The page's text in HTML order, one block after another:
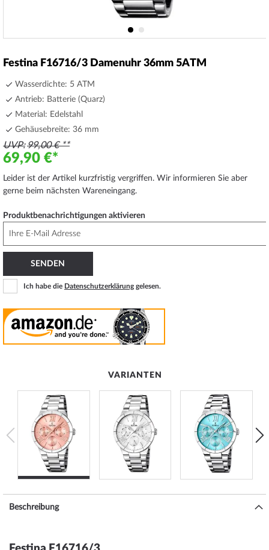
der
Bildergalerie
Festina F16716/3 Damenuhr 36mm 5ATM
Wasserdichte: 5 ATM
Antrieb: Batterie (Quarz)
Material: Edelstahl
Gehäusebreite: 36 mm
UVP 99,00 €
69,90 €
Leider ist der Artikel kurzfristig vergriffen. Wir informieren Sie aber
gerne beim nächsten Wareneingang.
Produktbenachrichtigungen aktivieren
SENDEN
Ich habe die Datenschutzerklärung gelesen.
VARIANTEN
Beschreibung